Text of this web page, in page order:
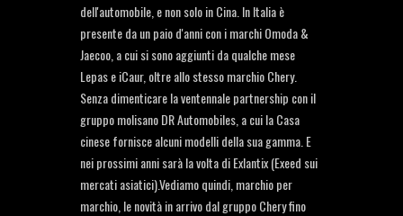
dell'automobile, e non solo in Cina. In Italia è
presente da un paio d'anni con i marchi Omoda &
Jaecoo, a cui si sono aggiunti da qualche mese
Lepas e iCaur, oltre allo stesso marchio Chery.
Senza dimenticare la ventennale partnership con il
gruppo molisano DR Automobiles, a cui la Casa
cinese fornisce alcuni modelli della sua gamma. E
nei prossimi anni sarà la volta di Exlantix (Exeed sui
mercati asiatici).Vediamo quindi, marchio per
marchio, le novità in arrivo dal gruppo Chery fino